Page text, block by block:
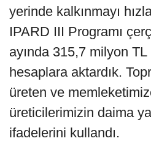
yerinde kalkınmayı
IPARD III Programı
ayında 315,7 milyon
hesaplara aktardık.
üreten ve
üreticilerimizin daima
ifadelerini kullandı.